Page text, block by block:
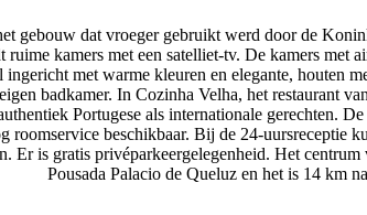
gebouw dat vroeger gebruikt werd door de
kamers met een satelliet-tv. De kamers met
met warme kleuren en elegante, houten
badkamer. In Cozinha Velha, het restaurant
Portugese als internationale gerechten.
roomservice beschikbaar. Bij de 24-uursreceptie
Er is gratis privéparkeergelegenheid. Het
Pousada Palacio de Queluz en het is 14 km